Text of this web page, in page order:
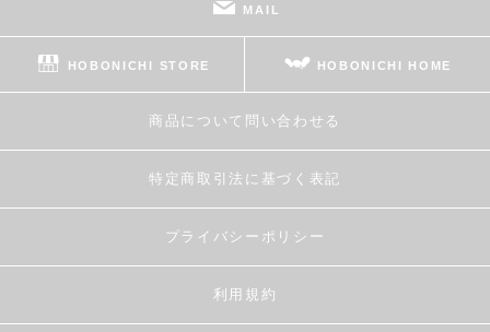
MAIL
HOBONICHI STORE HOBONICHI HOME
商品について問い合わせる
特定商取引法に基づく表記
プライバシーポリシー
利用規約